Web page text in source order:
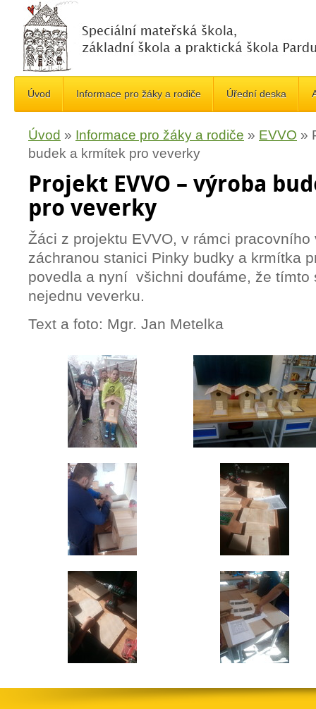
Úvod Informace pro žáky a rodiče Úřední deska
Úvod » Informace pro žáky a rodiče » EVVO »
budek a krmítek pro veverky
Projekt EVVO – výroba
pro veverky
Žáci z projektu EVVO, v rámci
záchranou stanici Pinky budky a krmítka
povedla a nyní všichni doufáme, že tímto
nejednu veverku.
Text a foto: Mgr. Jan Metelka